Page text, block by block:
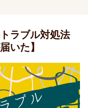
ラブル対処法
いた】